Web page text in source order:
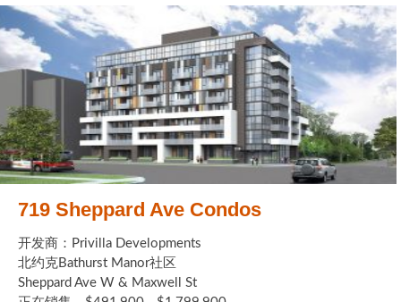
719 Sheppard Ave Condos
开发商：Privilla Developments
北约克Bathurst Manor社区
Sheppard Ave W & Maxwell St